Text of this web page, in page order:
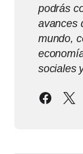
podrás
avances
mundo,
sociales